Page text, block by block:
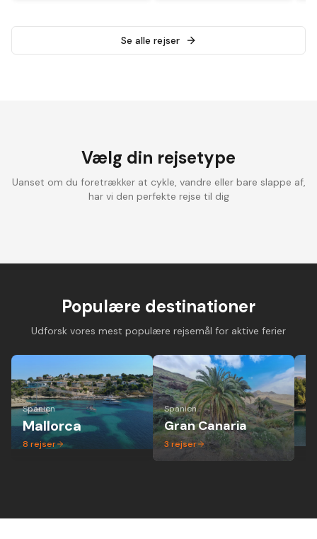
Se alle rejser
Vælg din rejsetype
Uanset om du foretrækker at cykle, vandre eller bare slappe af,
har vi den perfekte rejse til dig
Populære destinationer
Udforsk vores mest populære rejsemål for aktive ferier
Spanien
Mallorca
8 rejser
Spanien
Gran Canaria
3 rejser